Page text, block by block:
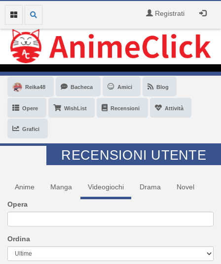
Registrati
Reika48 Bacheca Amici Blog
Opere WishList Recensioni Attività
Grafici
RECENSIONI UTENTE
Anime Manga Videogiochi Drama Novel
Opera
Ordina